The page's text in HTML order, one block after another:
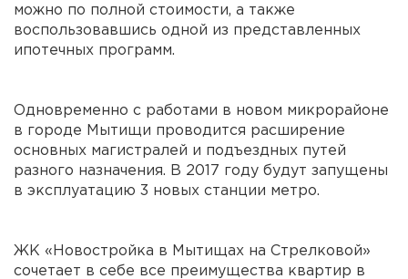
можно по полной стоимости, а также
воспользовавшись одной из представленных
ипотечных программ.
Одновременно с работами в новом микрорайоне
в городе Мытищи проводится расширение
основных магистралей и подъездных путей
разного назначения. В 2017 году будут запущены
в эксплуатацию 3 новых станции метро.
ЖК «Новостройка в Мытищах на Стрелковой»
сочетает в себе все преимущества квартир в